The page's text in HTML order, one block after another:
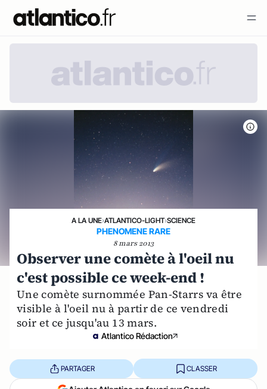
A LA UNE›ATLANTICO-LIGHT›SCIENCE
PHENOMENE RARE
8 mars 2013
Observer une comète à l'oeil nu
c'est possible ce week-end !
Une comète surnommée Pan-Starrs va être
visible à l'oeil nu à partir de ce vendredi
soir et ce jusqu'au 13 mars.
Atlantico Rédaction
PARTAGER CLASSER